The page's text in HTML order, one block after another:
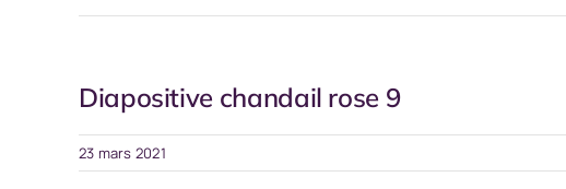
Diapositive chandail rose 9
23 mars 2021